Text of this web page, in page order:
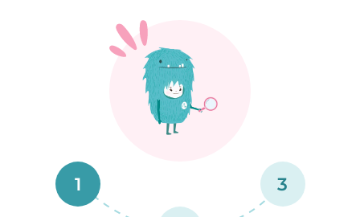
1 3